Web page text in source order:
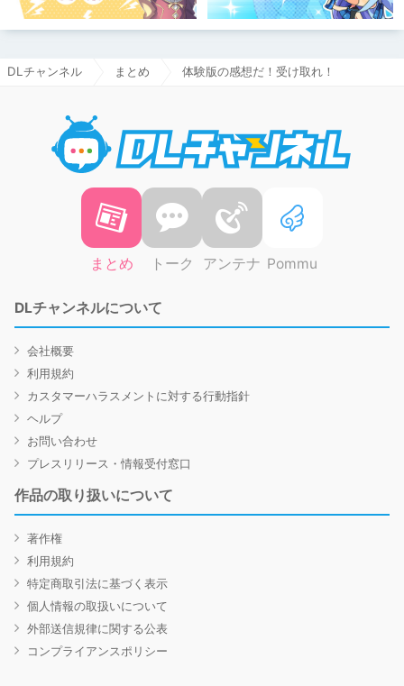
DLチャンネル まとめ 体験版の感想だ！受け取れ！
まとめ トーク アンテナ Pommu
DLチャンネルについて
会社概要
利用規約
カスタマーハラスメントに対する行動指針
ヘルプ
お問い合わせ
プレスリリース・情報受付窓口
作品の取り扱いについて
著作権
利用規約
特定商取引法に基づく表示
個人情報の取扱いについて
外部送信規律に関する公表
コンプライアンスポリシー